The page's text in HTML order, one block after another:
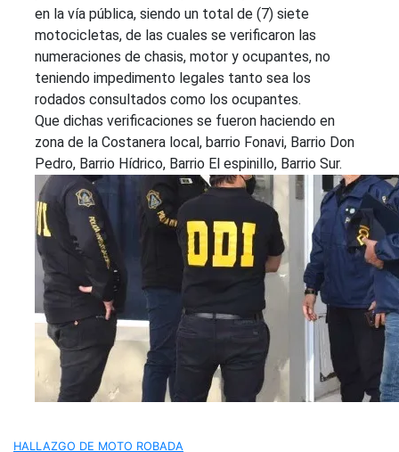
en la vía pública, siendo un total de (7) siete
motocicletas, de las cuales se verificaron las
numeraciones de chasis, motor y ocupantes, no
teniendo impedimento legales tanto sea los
rodados consultados como los ocupantes.
Que dichas verificaciones se fueron haciendo en
zona de la Costanera local, barrio Fonavi, Barrio Don
Pedro, Barrio Hídrico, Barrio El espinillo, Barrio Sur.
HALLAZGO DE MOTO ROBADA